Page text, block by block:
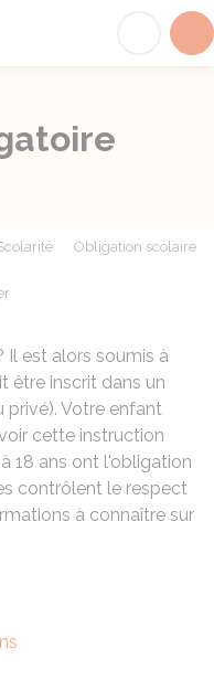
Obligation scolaire
Il est alors soumis à
être inscrit dans un
privé). Votre enfant
cette instruction
18 ans ont l'obligation
contrôlent le respect
à connaître sur